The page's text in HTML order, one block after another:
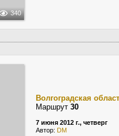
340
Волгоградская
Маршрут 30
7 июня 2012 г., четверг
Автор: DM